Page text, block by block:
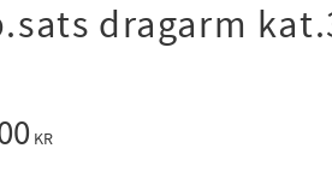
dragarm
KR